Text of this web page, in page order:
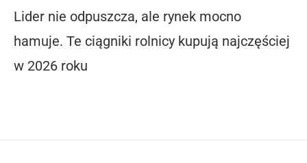
Lider nie odpuszcza, ale rynek mocno
hamuje. Te ciągniki rolnicy kupują najczęściej
w 2026 roku